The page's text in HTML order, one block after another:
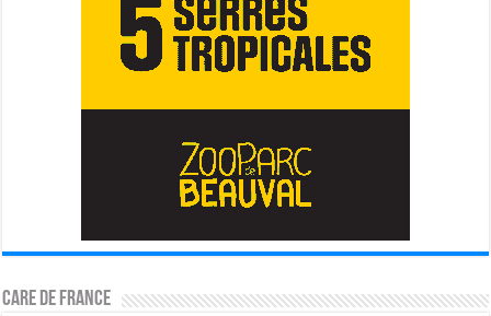
CARE DE FRANCE